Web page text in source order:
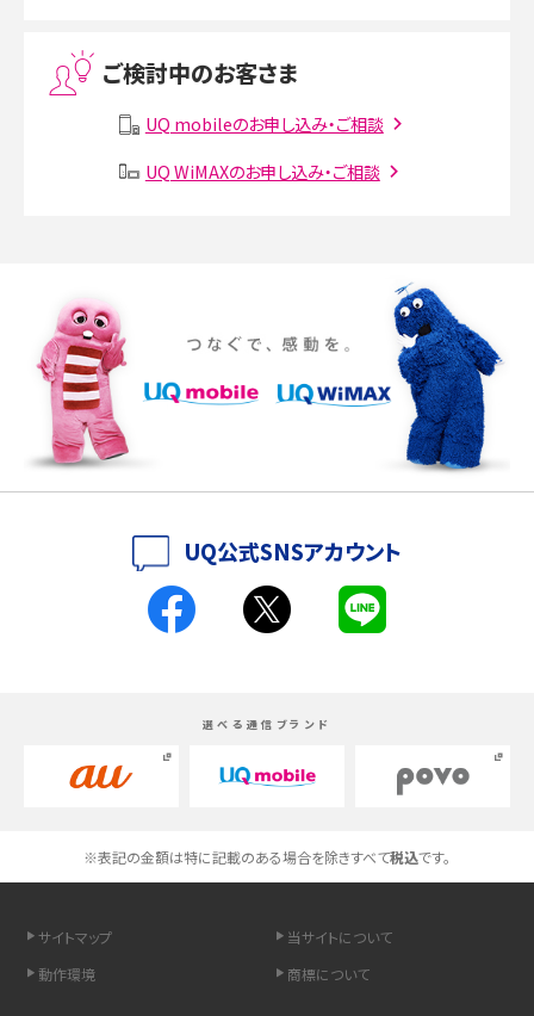
Instagram（インスタグラム）でスクショするとバレる？バレるケースや撮り方も解
SMSとは？料金やできること、注意点や届かない時の対処法を解説
iPhone 16eとiPhone SE（第3世代）の違いは？サイズやスペックを比較して解説
iPhone 16eとiPhone 14を徹底比較！スペック・機能の違いをわかりやすく紹介
iPhone 16シリーズのモデルを比較！価格・サイズ・カメラ性能の違いを徹底解説
iPhone 16とiPhone 15の違いは？カメラ・スペック・機能を徹底比較
スマホが高い理由は？購入費用を抑える方法や端末を選ぶ時の注意点を解説！
高校生にスマホ制限は必要？所持率やメリット・デメリットを詳しく紹介
スマホのネット通信速度が遅い原因は？すぐできる対処法や見直すポイントを解
ご検討中のお客さま
UQ mobileのお申し込み・ご相談
UQ WiMAXのお申し込み・ご相談
UQ公式SNSアカウント
選べる通信ブランド
※表記の金額は特に記載のある場合を除きすべて税込です。
サイトマップ
当サイトについて
動作環境
商標について